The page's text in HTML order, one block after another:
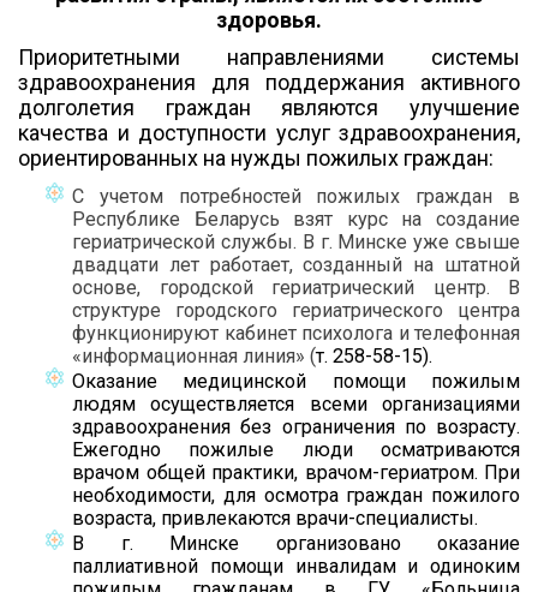
здоровья.
Приоритетными направлениями системы
здравоохранения для поддержания активного
долголетия граждан являются улучшение
качества и доступности услуг здравоохранения,
ориентированных на нужды пожилых граждан:
С учетом потребностей пожилых граждан в
Республике Беларусь взят курс на создание
гериатрической службы. В г. Минске уже свыше
двадцати лет работает, созданный на штатной
основе, городской гериатрический центр. В
структуре городского гериатрического центра
функционируют кабинет психолога и телефонная
«информационная линия» (т. 258-58-15).
Оказание медицинской помощи пожилым
людям осуществляется всеми организациями
здравоохранения без ограничения по возрасту.
Ежегодно пожилые люди осматриваются
врачом общей практики, врачом-гериатром. При
необходимости, для осмотра граждан пожилого
возраста, привлекаются врачи-специалисты.
В г. Минске организовано оказание
паллиативной помощи инвалидам и одиноким